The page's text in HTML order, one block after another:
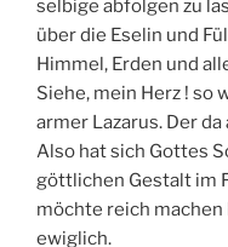
selbige abfolgen zu
über die Eselin und
Himmel, Erden und
Siehe, mein Herz ! so
armer Lazarus. Der
Also hat sich Gottes
göttlichen Gestalt im
möchte reich
ewiglich.